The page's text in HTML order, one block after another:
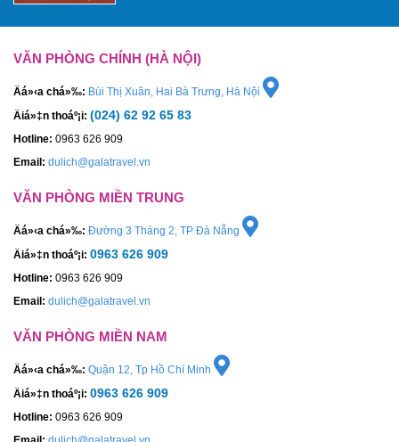
VĂN PHÒNG CHÍNH (HÀ NỘI)
Äá»‹a chá»‰: Bùi Thị Xuân, Hai Bà Trưng, Hà Nội
Äiá»‡n thoáº¡i: (024) 62 92 65 83
Hotline: 0963 626 909
Email: dulich@galatravel.vn
VĂN PHÒNG MIỀN TRUNG
Äá»‹a chá»‰: Đường 3 Tháng 2, TP Đà Nẵng
Äiá»‡n thoáº¡i: 0963 626 909
Hotline: 0963 626 909
Email: dulich@galatravel.vn
VĂN PHÒNG MIỀN NAM
Äá»‹a chá»‰: Quận 12, Tp Hồ Chí Minh
Äiá»‡n thoáº¡i: 0963 626 909
Hotline: 0963 626 909